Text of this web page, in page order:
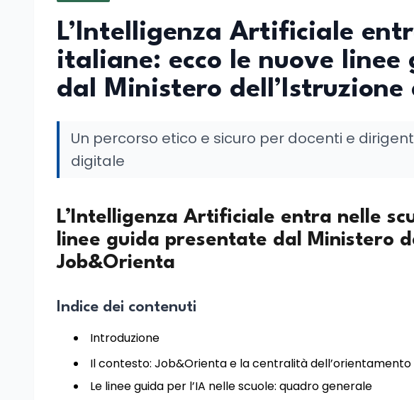
L’Intelligenza Artificiale
italiane: ecco le nuove
dal Ministero
Un percorso etico e sicuro per docenti e
digitale
L’Intelligenza Artificiale entra nelle
linee guida presentate dal Ministero
Job&Orienta
Indice dei contenuti
Introduzione
Il contesto: Job&Orienta e la centralità
Le linee guida per l’IA nelle scuole: quadro generale